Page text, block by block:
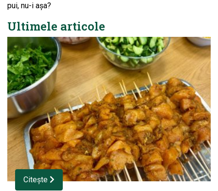
pui, nu-i așa?
Ultimele articole
Citește